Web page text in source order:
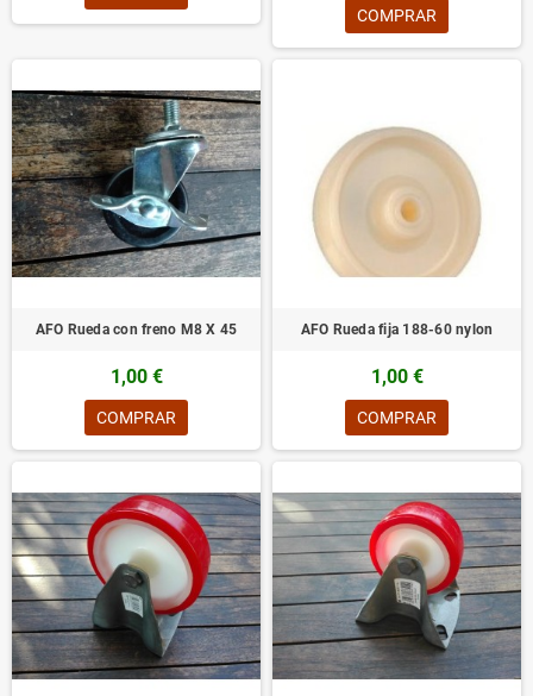
COMPRAR
AFO Rueda con freno M8 X 45
1,00 €
COMPRAR
AFO Rueda fija 188-60 nylon
1,00 €
COMPRAR